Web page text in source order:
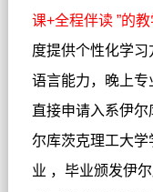
课+全程伴读 ”的
度提供个性化学
语言能力，晚上专
直接申请入系伊
尔库茨克理工大
业 ，毕业颁发伊